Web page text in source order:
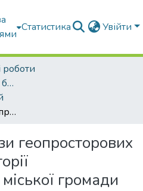
Статистика Увійти
роботи
Кваліфікаційні роботи бакалаврів
Розроблення бази геопросторових даних для території Білоцерківської міської громади
геопросторових
громади